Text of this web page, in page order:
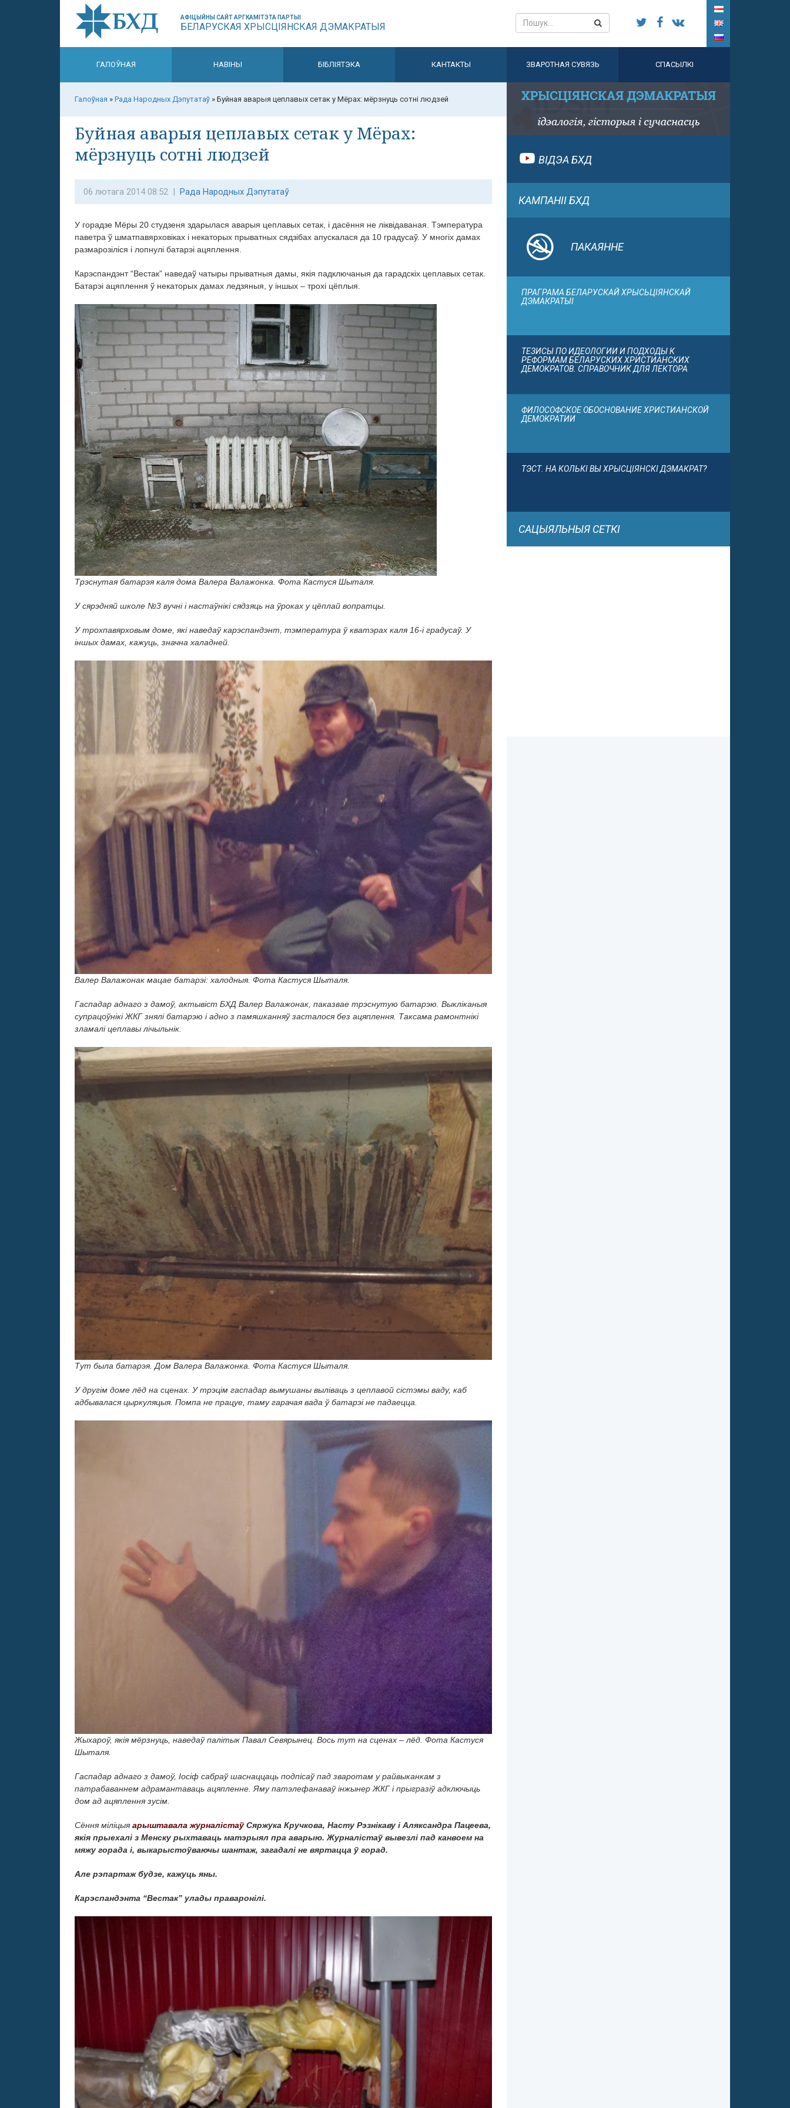
АФІЦЫЙНЫ САЙТ АРГКАМІТЭТА ПАРТЫІ
БЕЛАРУСКАЯ ХРЫСЦІЯНСКАЯ ДЭМАКРАТЫЯ
ГАЛОЎНАЯ НАВІНЫ БІБЛІЯТЭКА КАНТАКТЫ ЗВАРОТНАЯ СУВЯЗЬ СПАСЫЛКІ
Галоўная » Рада Народных Дэпутатаў » Буйная аварыя цеплавых сетак у Мёрах: мёрзнуць сотні людзей
Буйная аварыя цеплавых сетак у Мёрах:
мёрзнуць сотні людзей
06 лютага 2014 08:52 | Рада Народных Дэпутатаў
У горадзе Мёры 20 студзеня здарылася аварыя цеплавых сетак, і дасёння не ліквідаваная. Тэмпература
паветра ў шматпавярховіках і некаторых прыватных сядзібах апускалася да 10 градусаў. У многіх дамах
размарозіліся і лопнулі батарэі ацяплення.
Карэспандэнт “Вестак” наведаў чатыры прыватныя дамы, якія падключаныя да гарадскіх цеплавых сетак.
Батарэі ацяплення ў некаторых дамах ледзяныя, у іншых – трохі цёплыя.
Трэснутая батарэя каля дома Валера Валажонка. Фота Кастуся Шыталя.
У сярэдняй школе №3 вучні і настаўнікі сядзяць на ўроках у цёплай вопратцы.
У трохпавярховым доме, які наведаў карэспандэнт, тэмпература ў кватэрах каля 16-і градусаў. У
іншых дамах, кажуць, значна халадней.
Валер Валажонак мацае батарэі: халодныя. Фота Кастуся Шыталя.
Гаспадар аднаго з дамоў, актывіст БХД Валер Валажонак, паказвае трэснутую батарэю. Выкліканыя
супрацоўнікі ЖКГ знялі батарэю і адно з памяшканняў засталося без ацяплення. Таксама рамонтнікі
зламалі цеплавы лічыльнік.
Тут была батарэя. Дом Валера Валажонка. Фота Кастуся Шыталя.
У другім доме лёд на сценах. У трэцім гаспадар вымушаны выліваць з цеплавой сістэмы ваду, каб
адбывалася цыркуляцыя. Помпа не працуе, таму гарачая вада ў батарэі не падаецца.
Жыхароў, якія мёрзнуць, наведаў палітык Павал Севярынец. Вось тут на сценах – лёд. Фота Кастуся
Шыталя.
Гаспадар аднаго з дамоў, Іосіф сабраў шаснаццаць подпісаў пад зваротам у райвыканкам з
патрабаваннем адрамантаваць ацяпленне. Яму патэлефанаваў інжынер ЖКГ і прыгразіў адключыць
дом ад ацяплення зусім.
Сёння міліцыя арыштавала журналістаўСяржука Кручкова, Насту Рэзнікаву і Аляксандра Пацеева,
якія прыехалі з Менску рыхтаваць матэрыял пра аварыю. Журналістаў вывезлі пад канвоем на
мяжу горада і, выкарыстоўваючы шантаж, загадалі не вяртацца ў горад.
Але рэпартаж будзе, кажуць яны.
Карэспандэнта “Вестак” улады праваронілі.
ВІДЭА БХД
КАМПАНІІ БХД
ПАКАЯННЕ
ПРАГРАМА БЕЛАРУСКАЙ ХРЫСЬЦІЯНСКАЙ
ДЭМАКРАТЫІ
ТЕЗИСЫ ПО ИДЕОЛОГИИ И ПОДХОДЫ К
РЕФОРМАМ БЕЛАРУСКИХ ХРИСТИАНСКИХ
ДЕМОКРАТОВ. СПРАВОЧНИК ДЛЯ ЛЕКТОРА
ФИЛОСОФСКОЕ ОБОСНОВАНИЕ ХРИСТИАНСКОЙ
ДЕМОКРАТИИ
ТЭСТ. НА КОЛЬКІ ВЫ ХРЫСЦІЯНСКІ ДЭМАКРАТ?
САЦЫЯЛЬНЫЯ СЕТКІ